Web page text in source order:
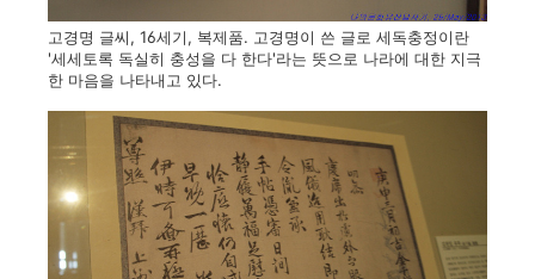
고경명 글씨, 16세기, 복제품. 고경명이 쓴 글로 세독충정이란
'세세토록 독실히 충성을 다 한다'라는 뜻으로 나라에 대한 지극
한 마음을 나타내고 있다.